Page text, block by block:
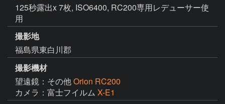
125秒露出x 7枚, ISO6400, RC200専用レデューサー使
用
撮影地
福島県東白川郡
撮影機材
望遠鏡：その他Orion RC200
カメラ：富士フイルム X-E1